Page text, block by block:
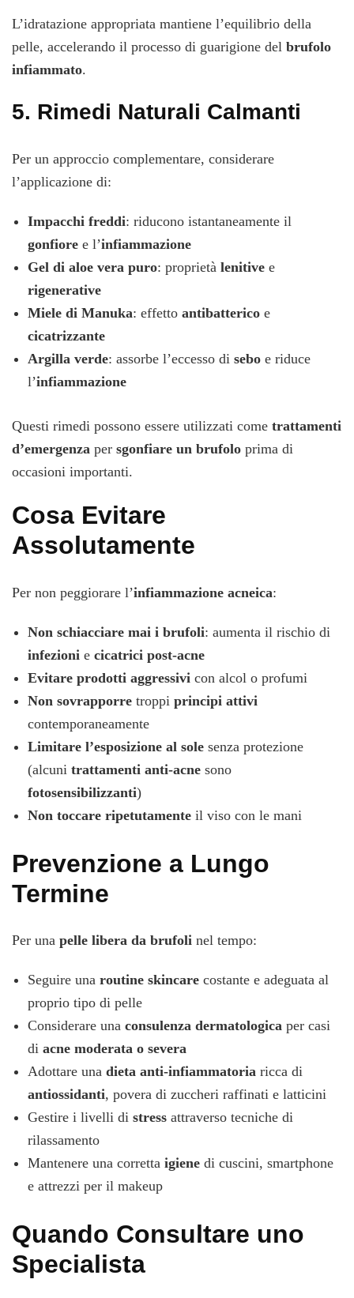
L’idratazione appropriata mantiene l’equilibrio della
pelle, accelerando il processo di guarigione del brufolo
infiammato.
5. Rimedi Naturali Calmanti
Per un approccio complementare, considerare
l’applicazione di:
Impacchi freddi: riducono istantaneamente il
gonfiore e l’infiammazione
Gel di aloe vera puro: proprietà lenitive e
rigenerative
Miele di Manuka: effetto antibatterico e
cicatrizzante
Argilla verde: assorbe l’eccesso di sebo e riduce
l’infiammazione
Questi rimedi possono essere utilizzati come trattamenti
d’emergenza per sgonfiare un brufolo prima di
occasioni importanti.
Cosa Evitare
Assolutamente
Per non peggiorare l’infiammazione acneica:
Non schiacciare mai i brufoli: aumenta il rischio di
infezioni e cicatrici post-acne
Evitare prodotti aggressivi con alcol o profumi
Non sovrapporre troppi principi attivi
contemporaneamente
Limitare l’esposizione al sole senza protezione
(alcuni trattamenti anti-acne sono
fotosensibilizzanti)
Non toccare ripetutamente il viso con le mani
Prevenzione a Lungo
Termine
Per una pelle libera da brufoli nel tempo:
Seguire una routine skincare costante e adeguata al
proprio tipo di pelle
Considerare una consulenza dermatologica per casi
di acne moderata o severa
Adottare una dieta anti-infiammatoria ricca di
antiossidanti, povera di zuccheri raffinati e latticini
Gestire i livelli di stress attraverso tecniche di
rilassamento
Mantenere una corretta igiene di cuscini, smartphone
e attrezzi per il makeup
Quando Consultare uno
Specialista